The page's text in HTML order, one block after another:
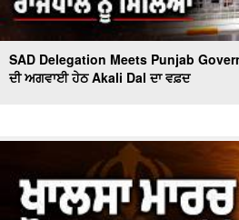
SAD Delegation Meets Punjab
ਦੀ ਅਗਵਾਈ ਹੇਠ Akali Dal ਦਾ ਵਫ਼ਦ